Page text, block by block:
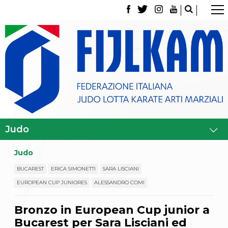
La Federazione
Tesseramento
Contatti
Norme e modulistica Affiliazioni e Tesseramenti
Classifica Società Sportive con più di 100 atleti
tesserati
Giustizia Sportiva
Partners
News
Attività Didattica
Judo
BUCAREST ERICA SIMONETTI SARA LISCIANI
EUROPEAN CUP JUNIORES ALESSANDRO COMI
Bronzo in European Cup junior a
Bucarest per Sara Lisciani ed